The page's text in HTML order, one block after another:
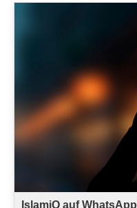
IslamiQ auf WhatsApp